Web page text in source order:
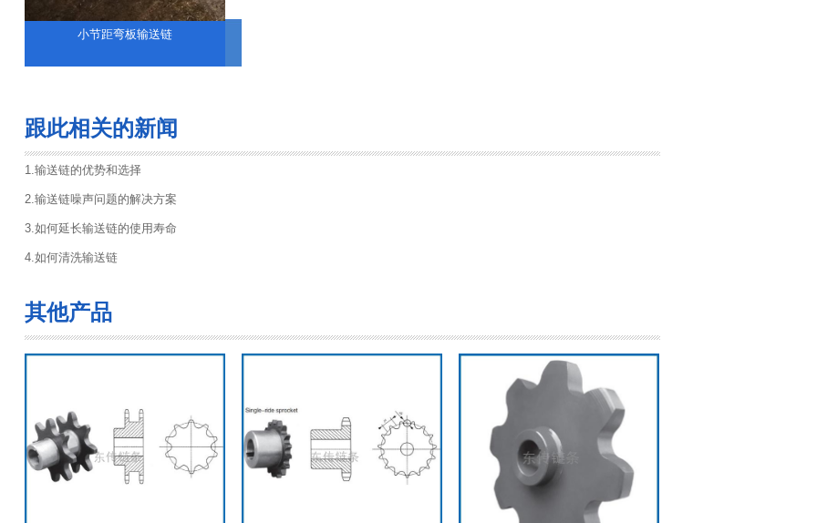
小节距弯板输送链
跟此相关的新闻
1.输送链的优势和选择
2.输送链噪声问题的解决方案
3.如何延长输送链的使用寿命
4.如何清洗输送链
其他产品